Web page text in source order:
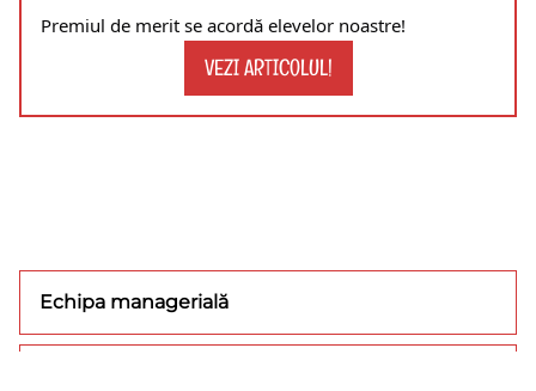
Premiul de merit se acordă elevelor noastre!
VEZI ARTICOLUL!
Echipa managerială